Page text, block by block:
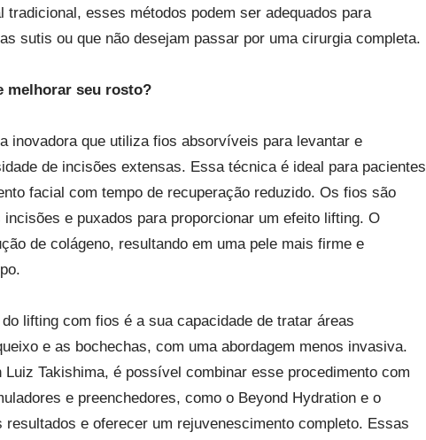
esses métodos podem ser adequados para
sutis ou que não desejam passar por uma cirurgia completa.
melhorar seu rosto?
inovadora que utiliza fios absorvíveis para levantar e
de incisões extensas. Essa técnica é ideal para pacientes
facial com tempo de recuperação reduzido. Os fios são
e puxados para proporcionar um efeito lifting. O
de colágeno, resultando em uma pele mais firme e
lifting com fios é a sua capacidade de tratar áreas
e as bochechas, com uma abordagem menos invasiva.
Takishima, é possível combinar esse procedimento com
e preenchedores, como o Beyond Hydration e o
e oferecer um rejuvenescimento completo. Essas